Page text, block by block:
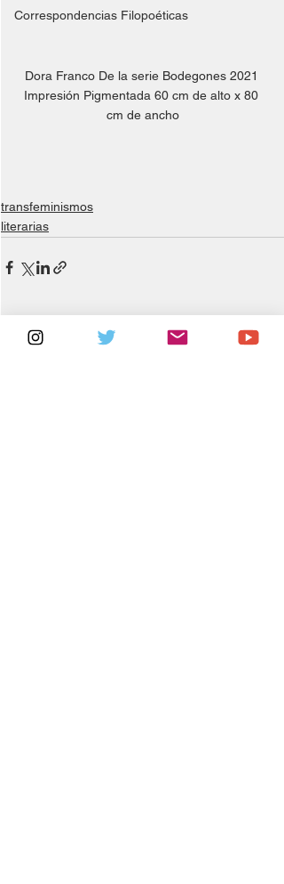
Correspondencias Filopoéticas
Dora Franco De la serie Bodegones 2021
Impresión Pigmentada 60 cm de alto x 80
cm de ancho
transfeminismos
literarias
Entradas relacionadas Ver todo